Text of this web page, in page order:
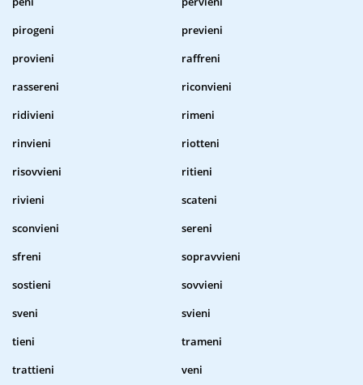
pirogeni
previeni
provieni
raffreni
rassereni
riconvieni
ridivieni
rimeni
rinvieni
riotteni
risovvieni
ritieni
rivieni
scateni
sconvieni
sereni
sfreni
sopravvieni
sostieni
sovvieni
sveni
svieni
tieni
trameni
trattieni
veni